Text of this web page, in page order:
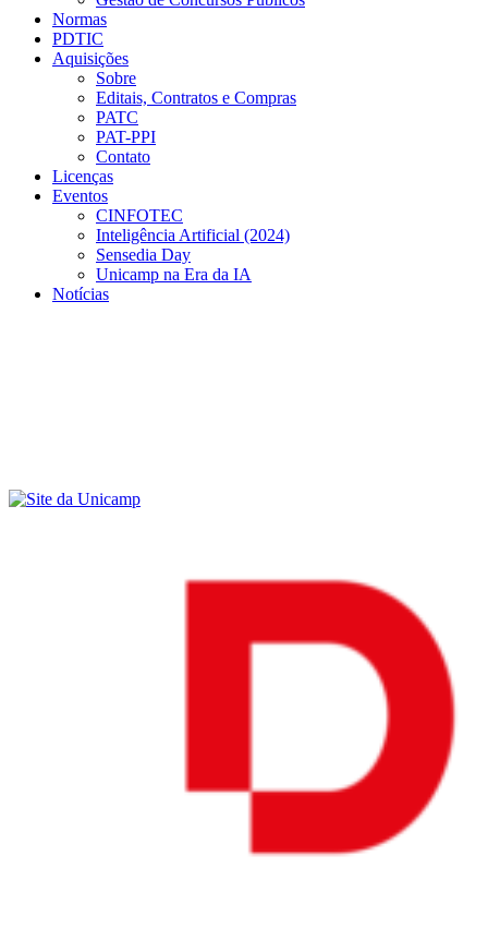
Normas
PDTIC
Aquisições
Sobre
Editais, Contratos e Compras
PATC
PAT-PPI
Contato
Licenças
Eventos
CINFOTEC
Inteligência Artificial (2024)
Sensedia Day
Unicamp na Era da IA
Notícias